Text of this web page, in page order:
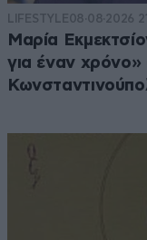
LIFESTYLE08·08·2026
Μαρία
για έναν